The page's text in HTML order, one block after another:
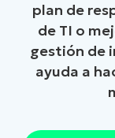
plan de
de TI o
gestión de
ayuda a